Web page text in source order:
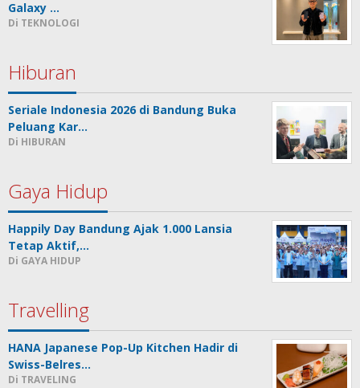
Galaxy …
Di TEKNOLOGI
Hiburan
Seriale Indonesia 2026 di Bandung Buka
Peluang Kar…
Di HIBURAN
Gaya Hidup
Happily Day Bandung Ajak 1.000 Lansia
Tetap Aktif,…
Di GAYA HIDUP
Travelling
HANA Japanese Pop-Up Kitchen Hadir di
Swiss-Belres…
Di TRAVELING